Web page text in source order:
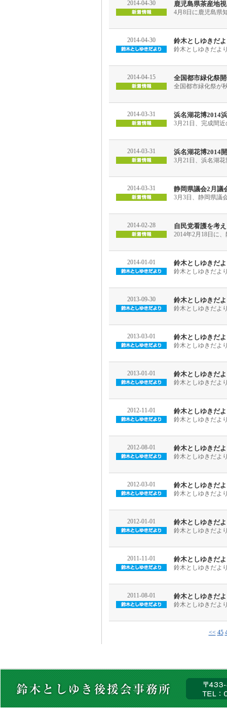
2014-04-30 鹿児島県茶産地
4月8日に鹿児島県
2014-04-30 鈴木としゆきだ
鈴木としゆきだよ
2014-04-15 全国都市緑化祭
全国都市緑化祭が
2014-03-31 浜名湖花博2014
3月21日、完成間
2014-03-31 浜名湖花博2014
3月21日、浜名湖
2014-03-31 静岡県議会2月議
3月3日、静岡県議
2014-02-28 自民党看護を考
2014年2月18日に
2014-01-01 鈴木としゆきだ
鈴木としゆきだよ
2013-09-30 鈴木としゆきだ
鈴木としゆきだよ
2013-03-01 鈴木としゆきだ
鈴木としゆきだよ
2013-01-01 鈴木としゆきだ
鈴木としゆきだよ
2012-11-01 鈴木としゆきだ
鈴木としゆきだよ
2012-08-01 鈴木としゆきだ
鈴木としゆきだよ
2012-03-01 鈴木としゆきだ
鈴木としゆきだよ
2012-01-01 鈴木としゆきだ
鈴木としゆきだよ
2011-11-01 鈴木としゆきだ
鈴木としゆきだよ
2011-08-01 鈴木としゆきだ
鈴木としゆきだよ
<< 45